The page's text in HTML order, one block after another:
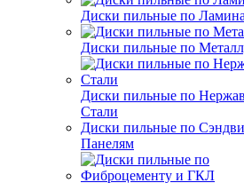
Диски пильные по
Диски пильные по
Диски пильные по
Стали
Диски пильные по
Панелям